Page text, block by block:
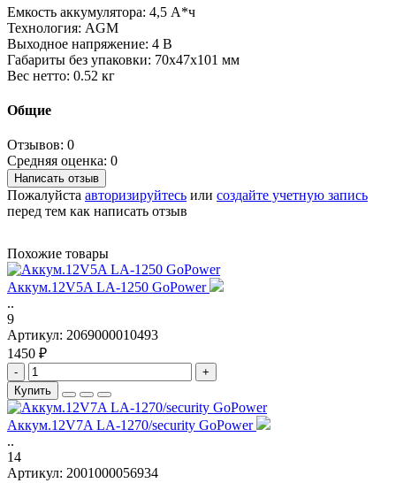
Емкость аккумулятора: 4,5 А*ч
Технология: AGM
Выходное напряжение: 4 В
Габариты без упаковки: 70x47x101 мм
Вес нетто: 0.52 кг
Общие
Отзывов: 0
Средняя оценка: 0
Написать отзыв
Пожалуйста авторизируйтесь или создайте учетную запись
перед тем как написать отзыв
Похожие товары
Аккум.12V5A LA-1250 GoPower
..
9
Артикул: 2069000010493
1450 ₽
-
+
Купить
Аккум.12V7A LA-1270/security GoPower
..
14
Артикул: 2001000056934